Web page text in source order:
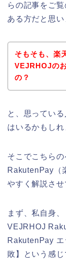
らの記事をご
ある方だと思い
そもそも、楽
VEJRHOJの
の？
と、思ってい
はいるかもしれ
そこでこちら
RakutenPay（
やすく解説させ
まず、私自身
VEJRHOJ
RakutenPay
敗】という感じ